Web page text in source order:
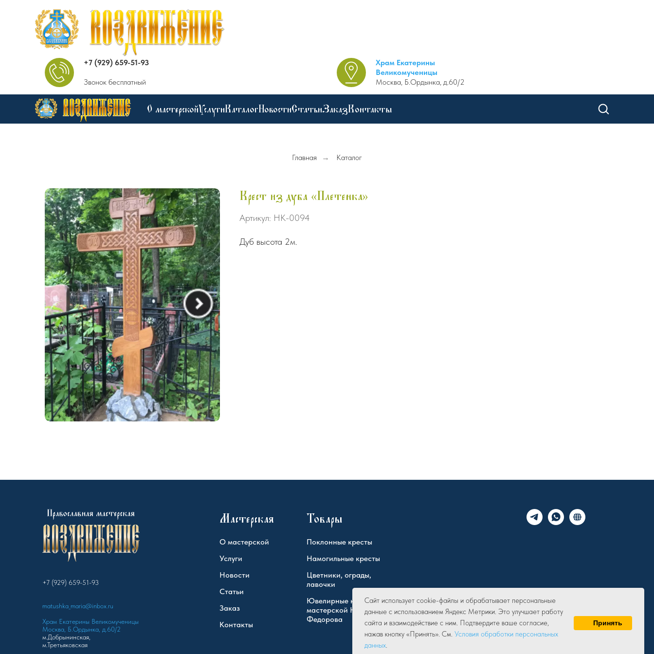
+7 (929) 659-51-93
Звонок бесплатный
Храм Екатерины
Великомученицы
Москва, Б.Ордынка, д.60/2
О мастерскойУслугиКаталогНовостиСтатьиЗаказКонтакты
Главная → Каталог
Крест из дуба «Плетенка»
Артикул: НК-0094
Дуб высота 2м.
Сайт использует cookie-файлы и обрабатывает персональные
данные с использованием Яндекс Метрики. Это улучшает работу
сайта и взаимодействие с ним. Подтвердите ваше согласие,
нажав кнопку «Принять». См. Условия обработки персональных
данных.
Принять
+7 (929) 659-51-93
matushka_maria@inbox.ru
Храм Екатерины Великомученицы
Москва, Б.Ордынка, д.60/2
м.Добрынинская,
м.Третьяковская
Мастерская
О мастерской
Услуги
Новости
Статьи
Заказ
Контакты
Товары
Поклонные кресты
Намогильные кресты
Цветники, ограды,
лавочки
Ювелирные кресты
мастерской Юрия
Федорова